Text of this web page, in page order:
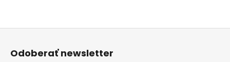
Z
Odoberať newsletter